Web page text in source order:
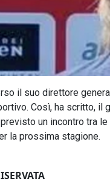
il suo direttore
Così, ha scritto, il
un incontro tra
la prossima stagione.